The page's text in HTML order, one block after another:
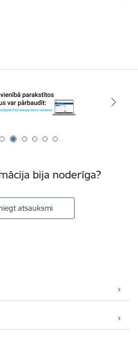
bija noderīga?
atsauksmi